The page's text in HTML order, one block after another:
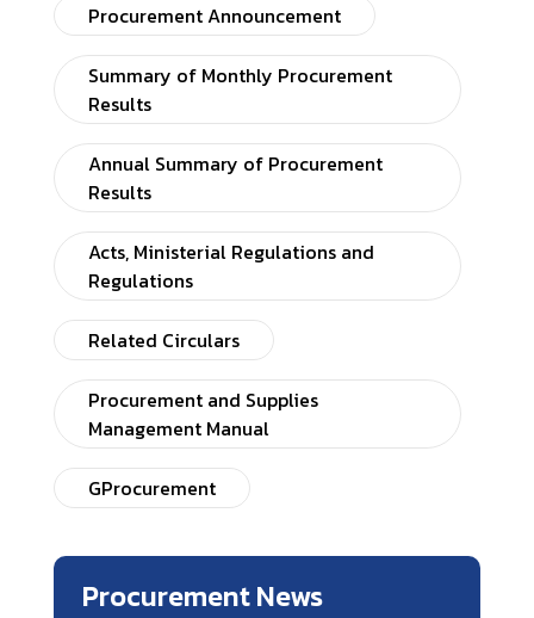
Procurement Announcement
Summary of Monthly Procurement
Results
Annual Summary of Procurement
Results
Acts, Ministerial Regulations and
Regulations
Related Circulars
Procurement and Supplies
Management Manual
GProcurement
Procurement News